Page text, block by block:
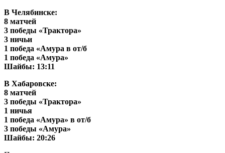
В Челябинске:
8 матчей
3 победы «Трактора»
3 ничьи
1 победа «Амура в от/б
1 победа «Амура»
Шайбы: 13:11
В Хабаровске:
8 матчей
3 победы «Трактора»
1 ничья
1 победа «Амура» в от/б
3 победы «Амура»
Шайбы: 20:26